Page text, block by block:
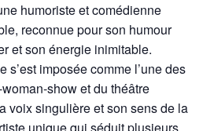
humoriste et comédienne
reconnue pour son humour
et son énergie inimitable.
s’est imposée comme l’une des
show et du théâtre
voix singulière et son sens de la